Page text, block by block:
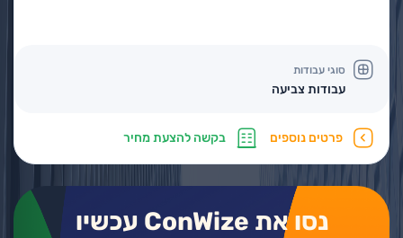
סוגי עבודות
עבודות צביעה
פרטים נוספים בקשה להצעת מחיר
נסו את ConWize עכשיו